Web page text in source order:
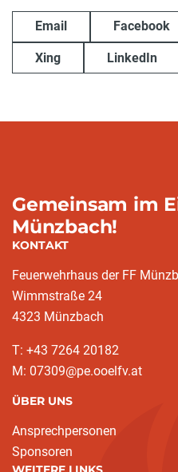
Email Facebook
Xing LinkedIn
Gemeinsam im
Münzbach!
KONTAKT
Feuerwehrhaus der FF
Wimmstraße 24
4323 Münzbach
T: +43 7264 20182
M: 07309@pe.ooelfv.at
ÜBER UNS
Ansprechpersonen
Sponsoren